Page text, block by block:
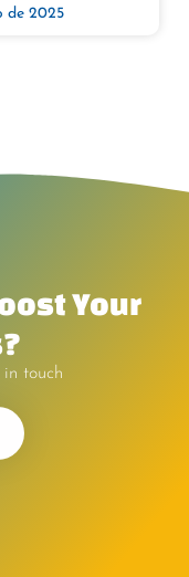
de 2025
Your
touch